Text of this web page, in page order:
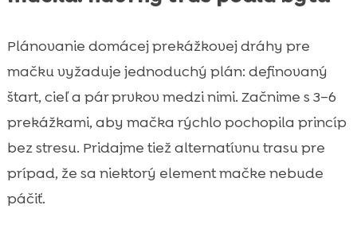
Plánovanie domácej prekážkovej dráhy pre
mačku vyžaduje jednoduchý plán: definovaný
štart, cieľ a pár prvkov medzi nimi. Začnime s 3–6
prekážkami, aby mačka rýchlo pochopila princíp
bez stresu. Pridajme tiež alternatívnu trasu pre
prípad, že sa niektorý element mačke nebude
páčiť.